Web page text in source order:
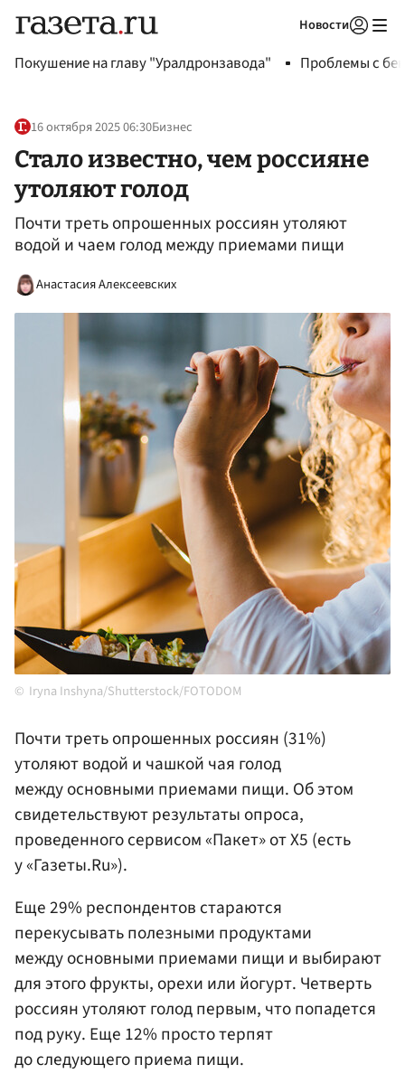
Новости
Покушение на главу "Уралдронзавода" Проблемы с
16 октября 2025 06:30Бизнес
Стало известно, чем россияне
утоляют голод
Почти треть опрошенных россиян утоляют
водой и чаем голод между приемами пищи
Анастасия Алексеевских
Iryna Inshyna/Shutterstock/FOTODOM
Почти треть опрошенных россиян (31%)
утоляют водой и чашкой чая голод
между основными приемами пищи. Об этом
свидетельствуют результаты опроса,
проведенного сервисом «Пакет» от Х5 (есть
у «Газеты.Ru»).
Еще 29% респондентов стараются
перекусывать полезными продуктами
между основными приемами пищи и выбирают
для этого фрукты, орехи или йогурт. Четверть
россиян утоляют голод первым, что попадется
под руку. Еще 12% просто терпят
до следующего приема пищи.